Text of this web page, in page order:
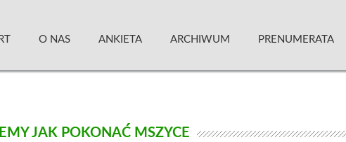
O NAS ANKIETA ARCHIWUM PRENUMERATA
JAK POKONAĆ MSZYCE